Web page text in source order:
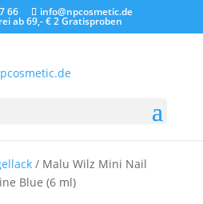
66 info@npcosmetic.de
ab 69,- €2 Gratisproben
/ Malu Wilz Mini Nail
Blue (6 ml)